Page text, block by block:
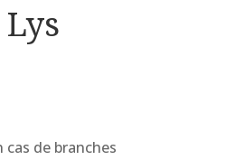
de branches